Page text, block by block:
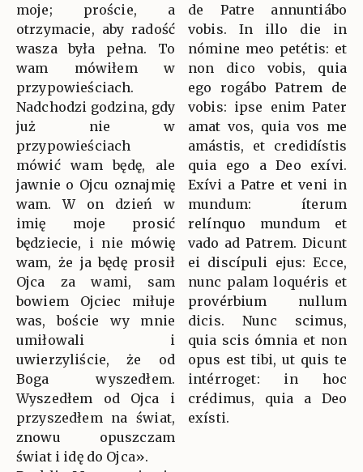
moje; proście, a
otrzymacie, aby radość
wasza była pełna. To
wam mówiłem w
przypowieściach.
Nadchodzi godzina, gdy
już nie w
przypowieściach
mówić wam będę, ale
jawnie o Ojcu oznajmię
wam. W on dzień w
imię moje prosić
będziecie, i nie mówię
wam, że ja będę prosił
Ojca za wami, sam
bowiem Ojciec miłuje
was, boście wy mnie
umiłowali i
uwierzyliście, że od
Boga wyszedłem.
Wyszedłem od Ojca i
przyszedłem na świat,
znowu opuszczam
świat i idę do Ojca».
de Patre annuntiábo
vobis. In illo die in
nómine meo petétis: et
non dico vobis, quia
ego rogábo Patrem de
vobis: ipse enim Pater
amat vos, quia vos me
amástis, et credidístis
quia ego a Deo exívi.
Exívi a Patre et veni in
mundum: íterum
relínquo mundum et
vado ad Patrem. Dicunt
ei discípuli ejus: Ecce,
nunc palam loquéris et
provérbium nullum
dicis. Nunc scimus,
quia scis ómnia et non
opus est tibi, ut quis te
intérroget: in hoc
crédimus, quia a Deo
exísti.